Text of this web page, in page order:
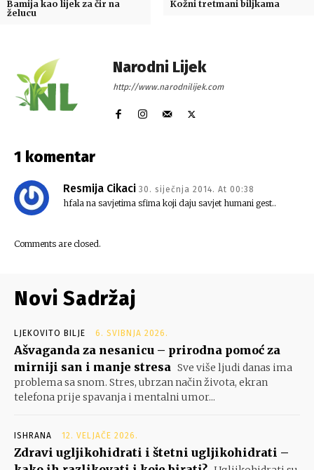
Bamija kao lijek za čir na
želucu
Kožni tretmani biljkama
Narodni Lijek
http://www.narodnilijek.com
1 komentar
Resmija Cikaci 30. siječnja 2014. At 00:38
hfala na savjetima sfima koji daju savjet humani gest..
Comments are closed.
Novi Sadržaj
LJEKOVITO BILJE 6. SVIBNJA 2026.
Ašvaganda za nesanicu – prirodna pomoć za
mirniji san i manje stresa Sve više ljudi danas ima
problema sa snom. Stres, ubrzan način života, ekran
telefona prije spavanja i mentalni umor...
ISHRANA 12. VELJAČE 2026.
Zdravi ugljikohidrati i štetni ugljikohidrati –